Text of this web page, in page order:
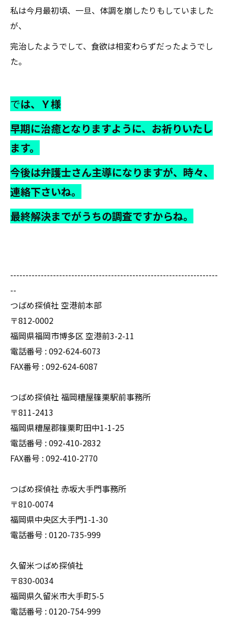
私は今月最初頃、一旦、体調を崩したりもしていました
が、
完治したようでして、食欲は相変わらずだったようでし
た。
では、Ｙ様
早期に治癒となりますように、お祈りいたし
ます。
今後は弁護士さん主導になりますが、時々、
連絡下さいね。
最終解決までがうちの調査ですからね。
--------------------------------------------------------------------
--
つばめ探偵社 空港前本部
〒812-0002
福岡県福岡市博多区 空港前3-2-11
電話番号 : 092-624-6073
FAX番号 : 092-624-6087
つばめ探偵社 福岡糟屋篠栗駅前事務所
〒811-2413
福岡県糟屋郡篠栗町田中1-1-25
電話番号 : 092-410-2832
FAX番号 : 092-410-2770
つばめ探偵社 赤坂大手門事務所
〒810-0074
福岡県中央区大手門1-1-30
電話番号 : 0120-735-999
久留米つばめ探偵社
〒830-0034
福岡県久留米市大手町5-5
電話番号 : 0120-754-999